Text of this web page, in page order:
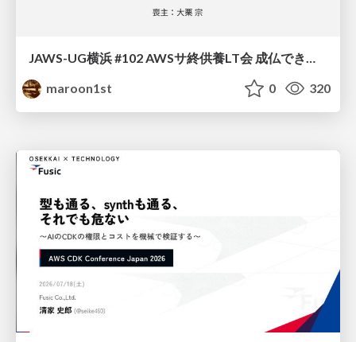
maroon1st
0 320